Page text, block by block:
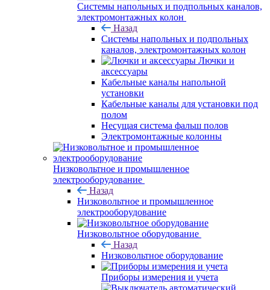
Системы напольных и подпольных каналов,
электромонтажных колон
Назад
Системы напольных и подпольных
каналов, электромонтажных колон
Лючки и
аксессуары
Кабельные каналы напольной
установки
Кабельные каналы для установки под
полом
Несущая система фальш полов
Электромонтажные колонны
Низковольтное и промышленное
электрооборудование
Назад
Низковольтное и промышленное
электрооборудование
Низковольтное оборудование
Назад
Низковольтное оборудование
Приборы измерения и учета